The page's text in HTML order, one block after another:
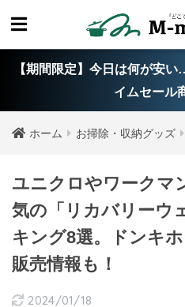
【期間限定】今日は何が安
イムセール
ホーム お掃除・収納グッズ
ユニクロやワークマ
気の「リカバリーウ
キング8選。ドンキ
販売情報も！
2024/01/18